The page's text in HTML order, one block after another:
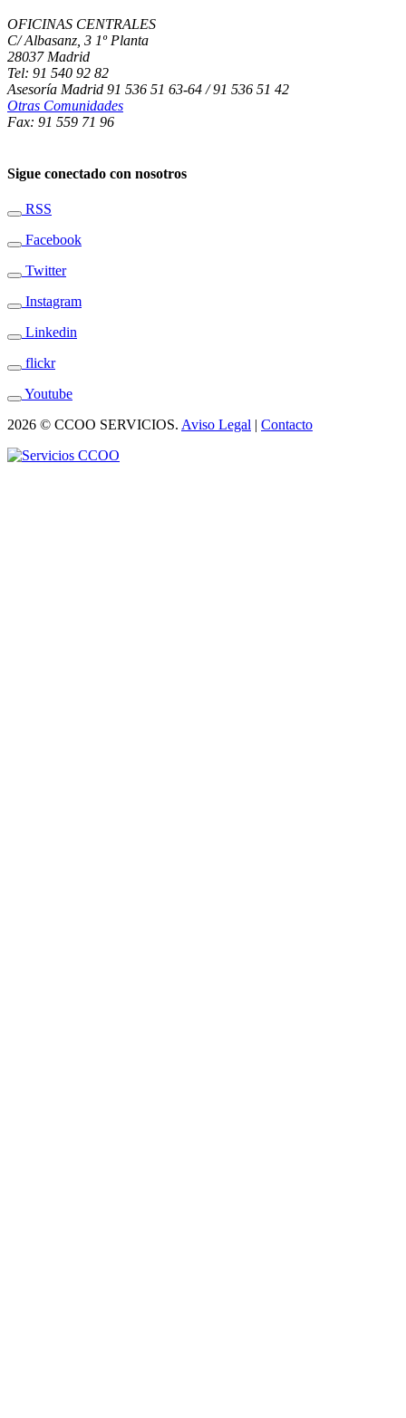
OFICINAS CENTRALES
C/ Albasanz, 3 1º Planta
28037 Madrid
Tel: 91 540 92 82
Asesoría Madrid 91 536 51 63-64 / 91 536 51 42
Otras Comunidades
Fax: 91 559 71 96
Sigue conectado con nosotros
RSS
Facebook
Twitter
Instagram
Linkedin
flickr
Youtube
2026 © CCOO SERVICIOS. Aviso Legal | Contacto